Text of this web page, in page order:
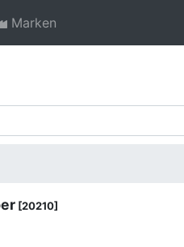
Marken
[20210]